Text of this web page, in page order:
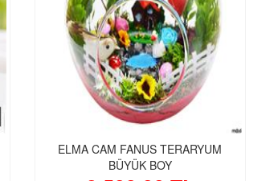
ELMA CAM FANUS TERARYUM
BÜYÜK BOY